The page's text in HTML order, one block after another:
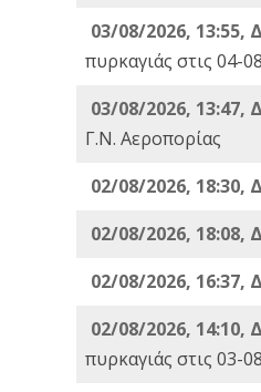
03/08/2026, 13:55,
πυρκαγιάς στις 04-
03/08/2026, 13:47,
Γ.Ν. Αεροπορίας
02/08/2026, 18:30,
02/08/2026, 18:08,
02/08/2026, 16:37,
02/08/2026, 14:10,
πυρκαγιάς στις 03-